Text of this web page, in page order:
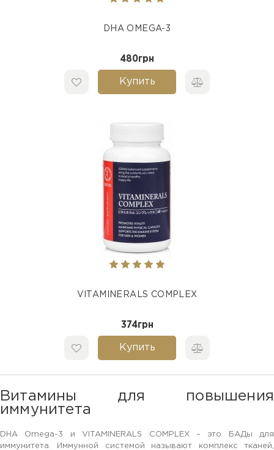
DHA ОMEGA-3
480грн
Купить
VITAMINERALS COMPLEX
374грн
Купить
Витамины для повышения
иммунитета
DHA Omega-3 и VITAMINERALS COMPLEX – это БАДы для
иммунитета. Иммунной системой называют комплекс тканей,